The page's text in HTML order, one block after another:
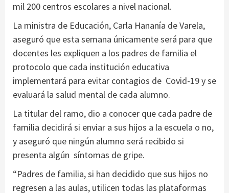
mil 200 centros escolares a nivel nacional.
La ministra de Educación, Carla Hananía de Varela,
aseguró que esta semana únicamente será para que
docentes les expliquen a los padres de familia el
protocolo que cada institución educativa
implementará para evitar contagios de Covid-19 y se
evaluará la salud mental de cada alumno.
La titular del ramo, dio a conocer que cada padre de
familia decidirá si enviar a sus hijos a la escuela o no,
y aseguró que ningún alumno será recibido si
presenta algún síntomas de gripe.
“Padres de familia, si han decidido que sus hijos no
regresen a las aulas, utilicen todas las plataformas